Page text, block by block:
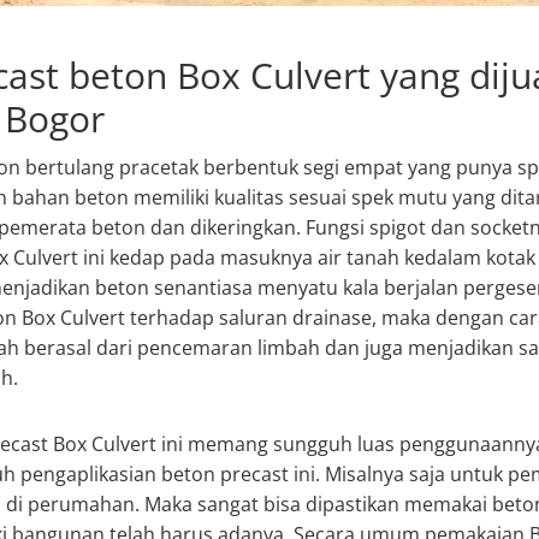
beton Box Culvert yang
bertulang pracetak berbentuk segi empat yang punya
beton memiliki kualitas sesuai spek mutu yang
beton dan dikeringkan. Fungsi spigot dan
Culvert ini kedap pada masuknya air tanah kedalam
beton senantiasa menyatu kala berjalan
Box Culvert terhadap saluran drainase, maka dengan
berasal dari pencemaran limbah dan juga menjadikan
Box Culvert ini memang sungguh luas
pengaplikasian beton precast ini. Misalnya saja untuk
perumahan. Maka sangat bisa dipastikan memakai